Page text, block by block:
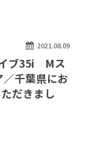
自動車保険
リクルート
スタッフblog
2021.08.09
ブ35i Mス
千葉県にお
だきまし